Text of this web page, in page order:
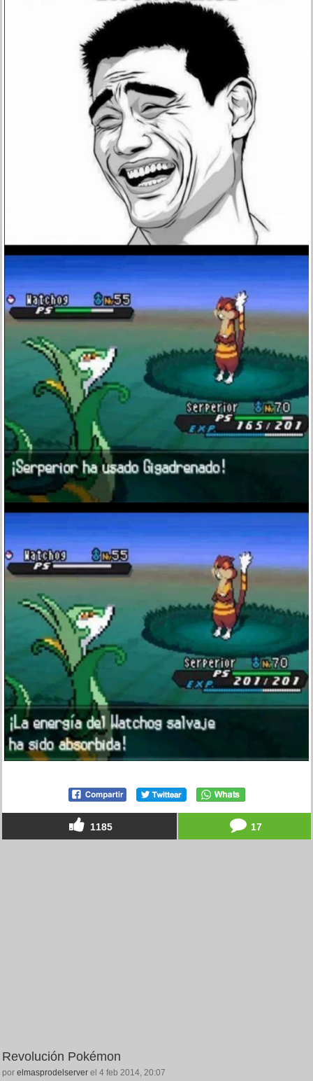
1185 17
Revolución Pokémon
por elmasprodelserver el 4 feb 2014, 20:07